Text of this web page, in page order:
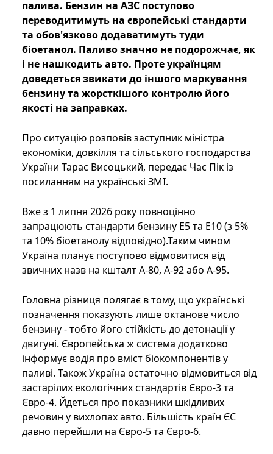
палива. Бензин на АЗС поступово
переводитимуть на європейські стандарти
та обов'язково додаватимуть туди
біоетанол. Паливо значно не подорожчає, як
і не нашкодить авто. Проте українцям
доведеться звикати до іншого маркування
бензину та жорсткішого контролю його
якості на заправках.
Про ситуацію розповів заступник міністра
економіки, довкілля та сільського господарства
України Тарас Висоцький, передає Час Пік із
посиланням на українські ЗМІ.
Вже з 1 липня 2026 року повноцінно
запрацюють стандарти бензину Е5 та Е10 (з 5%
та 10% біоетанолу відповідно).Таким чином
Україна планує поступово відмовитися від
звичних назв на кшталт А-80, А-92 або А-95.
Головна різниця полягає в тому, що українські
позначення показують лише октанове число
бензину - тобто його стійкість до детонації у
двигуні. Європейська ж система додатково
інформує водія про вміст біокомпонентів у
паливі. Також Україна остаточно відмовиться від
застарілих екологічних стандартів Євро-3 та
Євро-4. Йдеться про показники шкідливих
речовин у вихлопах авто. Більшість країн ЄС
давно перейшли на Євро-5 та Євро-6.